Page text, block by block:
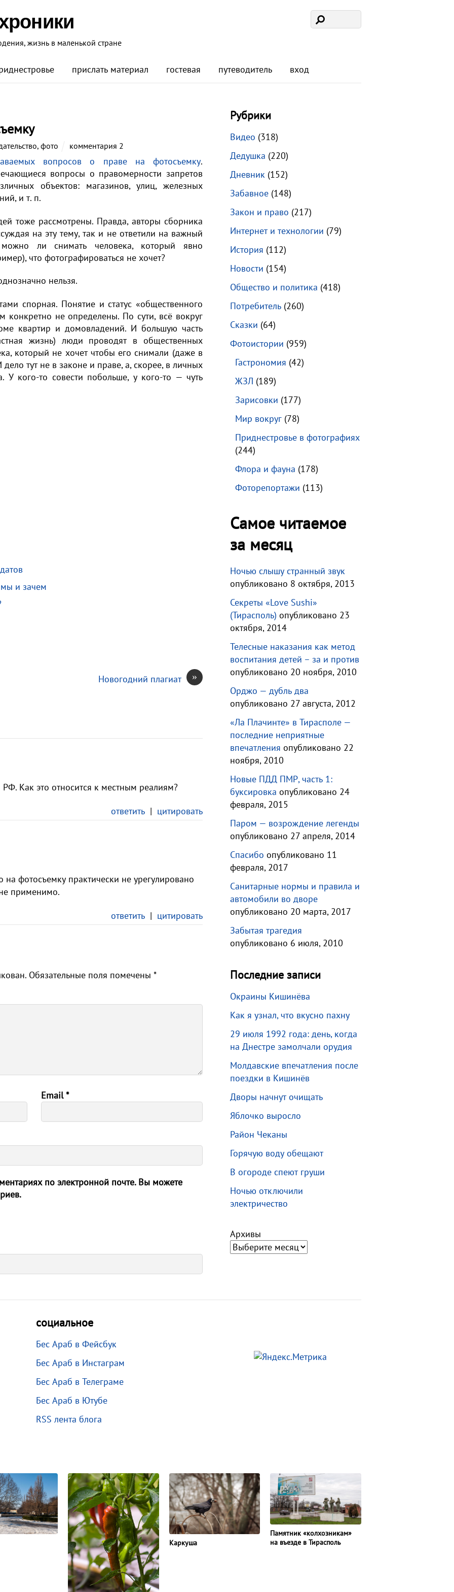
жизнь в маленькой стране
прислать материал гостевая путеводитель вход
, фото комментария 2
вопросов о праве на фотосъемку.
вопросы о правомерности запретов
объектов: магазинов, улиц, железных
и т. п.
тоже рассмотрены. Правда, авторы сборника
на эту тему, так и не ответили на важный
ли снимать человека, который явно
что фотографироваться не хочет?
нельзя.
спорная. Понятие и статус «общественного
конкретно не определены. По сути, всё вокруг
квартир и домовладений. И большую часть
жизнь) люди проводят в общественных
который не хочет чтобы его снимали (даже в
тут не в законе и праве, а, скорее, в личных
У кого-то совести побольше, у кого-то — чуть
мы и зачем
»
Новогодний плагиат
Как это относится к местным реалиям?
ответить | цитировать
фотосъемку практически не урегулировано
применимо.
ответить | цитировать
Обязательные поля помечены *
Email*
по электронной почте. Вы можете
Рубрики
Видео (318)
Дедушка (220)
Дневник(152)
Забавное(148)
Закон и право (217)
Интернет и технологии (79)
История (112)
Новости (154)
Общество и политика (418)
Потребитель(260)
Сказки (64)
Фотоистории (959)
Гастрономия (42)
ЖЗЛ (189)
Зарисовки (177)
Мир вокруг(78)
Приднестровье в фотографиях
(244)
Флора и фауна (178)
Фоторепортажи (113)
Самое читаемое
за месяц
Ночью слышу странный звук
опубликовано 8 октября, 2013
Секреты «Love Sushi»
(Тирасполь) опубликовано 23
октября, 2014
Телесные наказания как метод
воспитания детей – за и против
опубликовано 20 ноября, 2010
Орджо — дубль два
опубликовано 27 августа, 2012
«Ла Плачинте» в Тирасполе —
последние неприятные
впечатления опубликовано 22
ноября, 2010
Новые ПДД ПМР, часть 1:
буксировка опубликовано 24
февраля, 2015
Паром — возрождение легенды
опубликовано 27 апреля, 2014
Спасибо опубликовано 11
февраля, 2017
Санитарные нормы и правила и
автомобили во дворе
опубликовано 20 марта, 2017
Забытая трагедия
опубликовано 6 июля, 2010
Последние записи
Окраины Кишинёва
Как я узнал, что вкусно пахну
29 июля 1992 года: день, когда
на Днестре замолчали орудия
Молдавские впечатления после
поездки в Кишинёв
Дворы начнут очищать
Яблочко выросло
Район Чеканы
Горячую воду обещают
В огороде спеют груши
Ночью отключили
электричество
Архивы
социальное
Бес Араб в Фейсбук
Бес Араб в Инстаграм
Бес Араб в Телеграме
Бес Араб в Ютубе
RSS лента блога
Каркуша
Памятник «колхозникам»
на въезде в Тирасполь